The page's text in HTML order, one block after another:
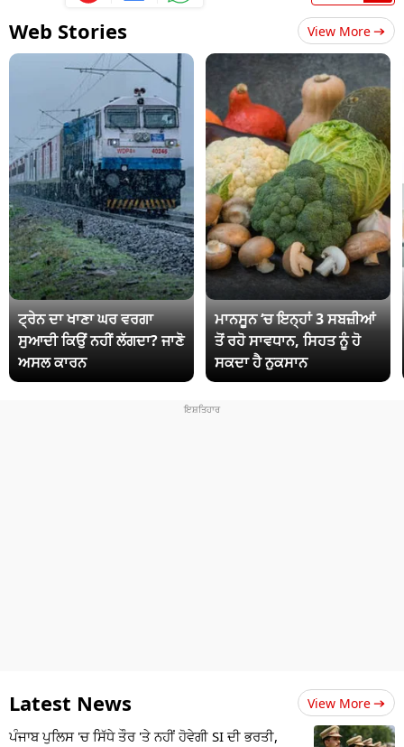
Web Stories View More
ਟ੍ਰੇਨ ਦਾ ਖਾਣਾ ਘਰ ਵਰਗਾ
ਸੁਆਦੀ ਕਿਉਂ ਨਹੀਂ ਲੱਗਦਾ? ਜਾਣੋ
ਅਸਲ ਕਾਰਨ
ਮਾਨਸੂਨ ‘ਚ ਇਨ੍ਹਾਂ 3 ਸਬਜ਼ੀਆਂ
ਤੋਂ ਰਹੋ ਸਾਵਧਾਨ, ਸਿਹਤ ਨੂੰ ਹੋ
ਸਕਦਾ ਹੈ ਨੁਕਸਾਨ
Latest News View More
ਪੰਜਾਬ ਪੁਲਿਸ 'ਚ ਸਿੱਧੇ ਤੌਰ 'ਤੇ ਨਹੀਂ ਹੋਵੇਗੀ SI ਦੀ ਭਰਤੀ,